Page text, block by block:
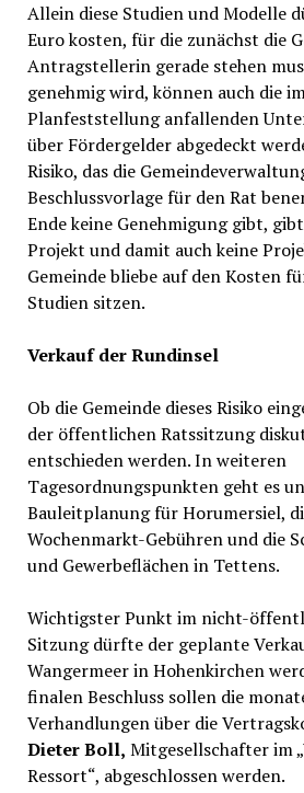
Allein diese Studien und Modelle
Euro kosten, für die zunächst die
Antragstellerin gerade stehen
genehmig wird, können auch die
Planfeststellung anfallenden
über Fördergelder abgedeckt
Risiko, das die
Beschlussvorlage für den Rat
Ende keine Genehmigung gibt,
Projekt und damit auch keine
Gemeinde bliebe auf den Kosten
Studien sitzen.
Verkauf der Rundinsel
Ob die Gemeinde dieses Risiko
der öffentlichen Ratssitzung
entschieden werden. In weiteren
Tagesordnungspunkten geht es
Bauleitplanung für Horumersiel,
Wochenmarkt-Gebühren und die
und Gewerbeflächen in Tettens.
Wichtigster Punkt im nicht-
Sitzung dürfte der geplante
Wangermeer in Hohenkirchen
finalen Beschluss sollen die
Verhandlungen über die
Dieter Boll, Mitgesellschafter im
Ressort“, abgeschlossen werden.